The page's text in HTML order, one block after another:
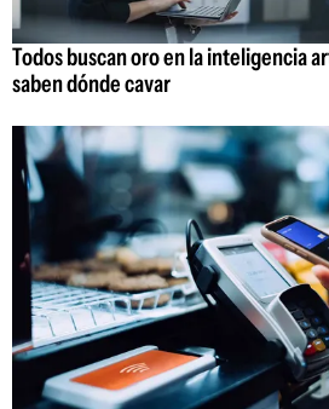
Todos buscan oro en la inteligencia
saben dónde cavar